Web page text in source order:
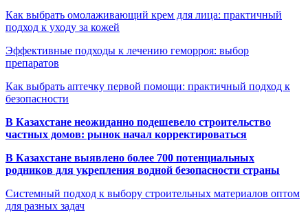
Как выбрать омолаживающий крем для лица: практичный
подход к уходу за кожей
Эффективные подходы к лечению геморроя: выбор
препаратов
Как выбрать аптечку первой помощи: практичный подход к
безопасности
В Казахстане неожиданно подешевело строительство
частных домов: рынок начал корректироваться
В Казахстане выявлено более 700 потенциальных
родников для укрепления водной безопасности страны
Системный подход к выбору строительных материалов оптом
для разных задач